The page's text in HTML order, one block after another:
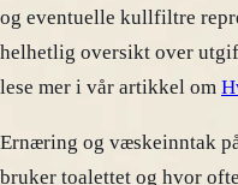
og eventuelle kullfiltre
helhetlig oversikt over
lese mer i vår artikkel om
Ernæring og væskeinntak
bruker toalettet og hvor